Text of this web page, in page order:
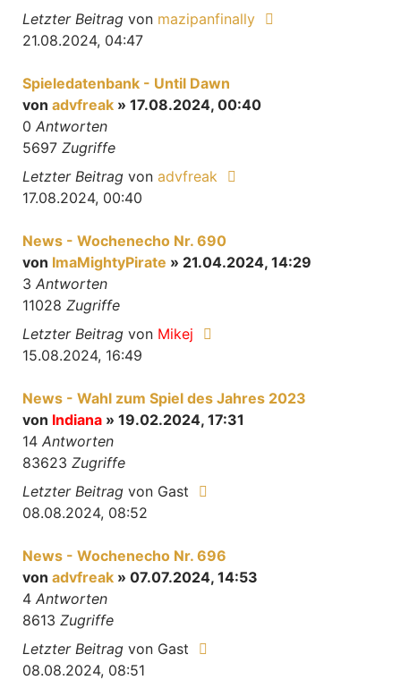
Letzter Beitrag von mazipanfinally
21.08.2024, 04:47
Spieledatenbank - Until Dawn
von advfreak » 17.08.2024, 00:40
0 Antworten
5697 Zugriffe
Letzter Beitrag von advfreak
17.08.2024, 00:40
News - Wochenecho Nr. 690
von ImaMightyPirate » 21.04.2024, 14:29
3 Antworten
11028 Zugriffe
Letzter Beitrag von Mikej
15.08.2024, 16:49
News - Wahl zum Spiel des Jahres 2023
von Indiana » 19.02.2024, 17:31
14 Antworten
83623 Zugriffe
Letzter Beitrag von Gast
08.08.2024, 08:52
News - Wochenecho Nr. 696
von advfreak » 07.07.2024, 14:53
4 Antworten
8613 Zugriffe
Letzter Beitrag von Gast
08.08.2024, 08:51